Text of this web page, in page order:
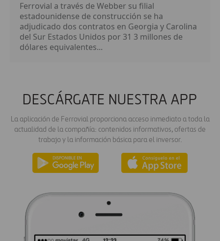
Ferrovial a través de Webber su filial
estadounidense de construcción se ha
adjudicado dos contratos en Georgia y Carolina
del Sur Estados Unidos por 31 3 millones de
dólares equivalentes...
DESCÁRGATE NUESTRA APP
La aplicación de Ferrovial proporciona acceso inmediato a toda la
actualidad de la compañía: contenidos informativos, ofertas de
trabajo y la información básica para el inversor.